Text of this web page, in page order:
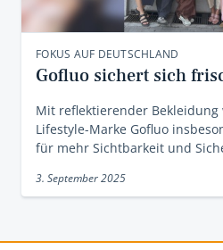
FOKUS AUF DEUTSCHLAND
Gofluo sichert sich
Mit reflektierender
Lifestyle-Marke Gofluo
für mehr Sichtbarkeit und
3. September 2025